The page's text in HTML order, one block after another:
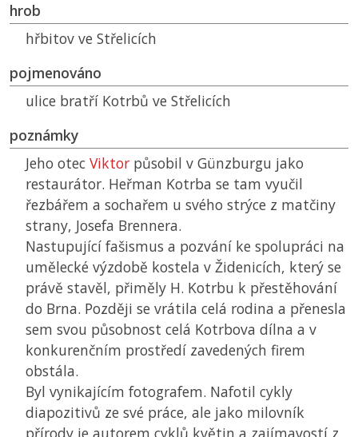
hrob
hřbitov ve Střelicích
pojmenováno
ulice bratří Kotrbů ve Střelicích
poznámky
Jeho otec Viktor působil v Günzburgu jako
restaurátor. Heřman Kotrba se tam vyučil
řezbářem a sochařem u svého strýce z matčiny
strany, Josefa Brennera.
Nastupující fašismus a pozvání ke spolupráci na
umělecké výzdobě kostela v Židenicích, který se
právě stavěl, přiměly H. Kotrbu k přestěhování
do Brna. Později se vrátila celá rodina a přenesla
sem svou působnost celá Kotrbova dílna a v
konkurenčním prostředí zavedených firem
obstála.
Byl vynikajícím fotografem. Nafotil cykly
diapozitivů ze své práce, ale jako milovník